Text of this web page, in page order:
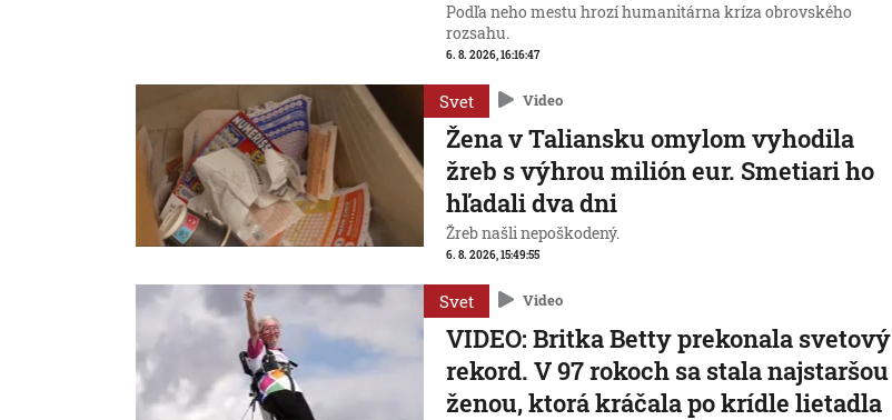
Podľa neho mestu hrozí humanitárna kríza obrovského
rozsahu.
6. 8. 2026, 16:16:47
Svet Video
Žena v Taliansku omylom vyhodila
žreb s výhrou milión eur. Smetiari ho
hľadali dva dni
Žreb našli nepoškodený.
6. 8. 2026, 15:49:55
Svet Video
VIDEO: Britka Betty prekonala svetový
rekord. V 97 rokoch sa stala najstaršou
ženou, ktorá kráčala po krídle lietadla